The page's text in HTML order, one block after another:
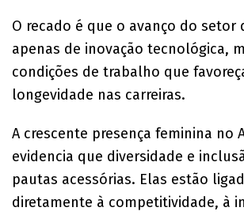
O recado é que o avanço do setor
apenas de inovação tecnológica,
condições de trabalho que
longevidade nas carreiras.
A crescente presença feminina no
evidencia que diversidade e
pautas acessórias. Elas estão
diretamente à competitividade, à